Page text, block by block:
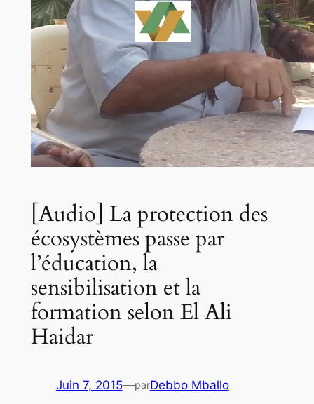
[Audio] La protection des
écosystèmes passe par
l’éducation, la
sensibilisation et la
formation selon El Ali
Haidar
Juin 7, 2015—parDebbo Mballo